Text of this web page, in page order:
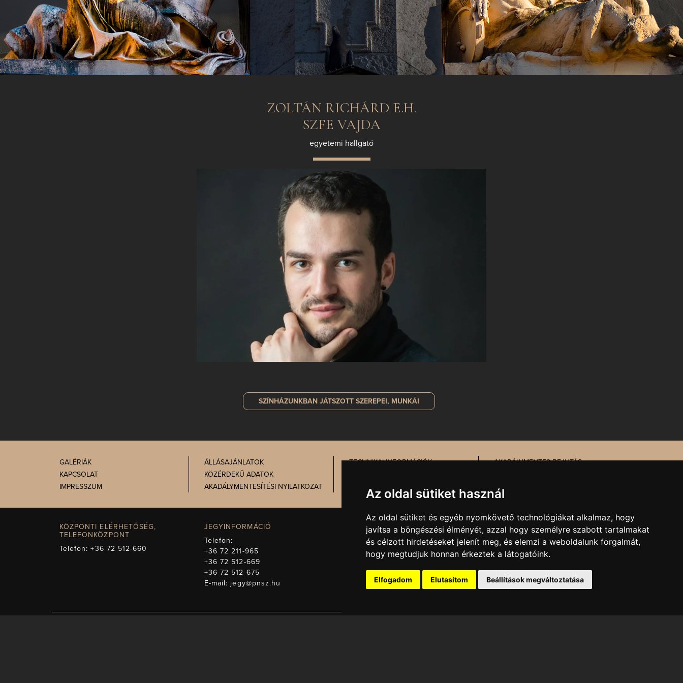
Az oldal sütiket használ
Az oldal sütiket és egyéb nyomkövető technológiákat alkalmaz, hogy
javítsa a böngészési élményét, azzal hogy személyre szabott tartalmakat
és célzott hirdetéseket jelenít meg, és elemzi a weboldalunk forgalmát,
hogy megtudjuk honnan érkeztek a látogatóink.
Elfogadom Elutasítom Beállítások megváltoztatása
ZOLTÁN RICHÁRD E.H.
SZFE VAJDA
egyetemi hallgató
SZÍNHÁZUNKBAN JÁTSZOTT SZEREPEI, MUNKÁI
GALÉRIÁK
KAPCSOLAT
IMPRESSZUM
ÁLLÁSAJÁNLATOK
KÖZÉRDEKŰ ADATOK
AKADÁLYMENTESÍTÉSI NYILATKOZAT
TECHNIKAI INFORMÁCIÓK
AKADÁLYMENTES BEJUTÁS
TŰZ- ÉS MUNKAVÉDELEM
KÖZPONTI ELÉRHETŐSÉG,
TELEFONKÖZPONT
Telefon:+36 72 512-660
JEGYINFORMÁCIÓ
Telefon:
+36 72 211-965
+36 72 512-669
+36 72 512-675
E-mail: jegy@pnsz.hu
IGAZGATÓSÁG, TITKÁRSÁG
Telefon:+36 72 512-671
E-mail:titkarsag@pnsz.hu
MARKETING, SAJTÓ,
KOMMUNIKÁCIÓ
E-mail:
kommunikacio@pnsz.hu